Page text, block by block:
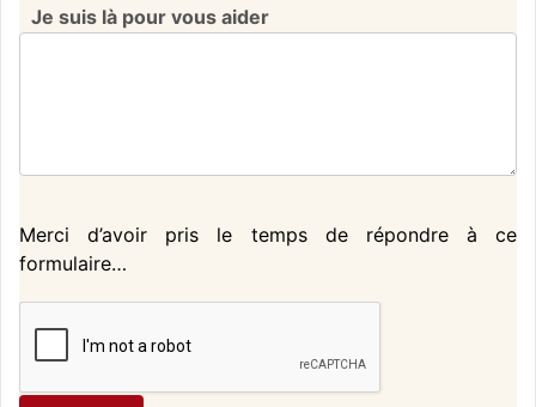
Je suis là pour vous aider
Merci d’avoir pris le temps de répondre à ce
formulaire…